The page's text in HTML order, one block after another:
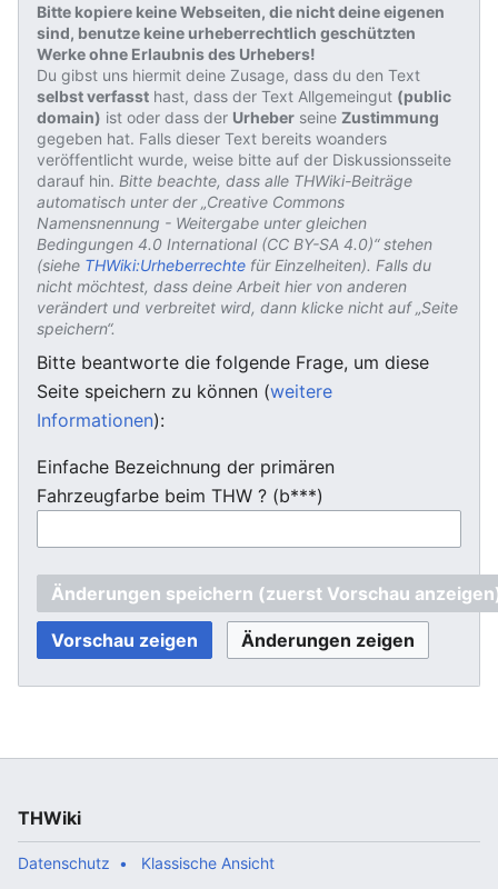
Bitte kopiere keine Webseiten, die nicht deine eigenen
sind, benutze keine urheberrechtlich geschützten
Werke ohne Erlaubnis des Urhebers!
Du gibst uns hiermit deine Zusage, dass du den Text
selbst verfasst hast, dass der Text Allgemeingut (public
domain) ist oder dass der Urheber seine Zustimmung
gegeben hat. Falls dieser Text bereits woanders
veröffentlicht wurde, weise bitte auf der Diskussionsseite
darauf hin. Bitte beachte, dass alle THWiki-Beiträge
automatisch unter der „Creative Commons
Namensnennung - Weitergabe unter gleichen
Bedingungen 4.0 International (CC BY-SA 4.0)“ stehen
(siehe THWiki:Urheberrechte für Einzelheiten). Falls du
nicht möchtest, dass deine Arbeit hier von anderen
verändert und verbreitet wird, dann klicke nicht auf „Seite
speichern“.
Bitte beantworte die folgende Frage, um diese
Seite speichern zu können (weitere
Informationen):
Einfache Bezeichnung der primären
Fahrzeugfarbe beim THW ? (b***)
THWiki
Datenschutz Klassische Ansicht